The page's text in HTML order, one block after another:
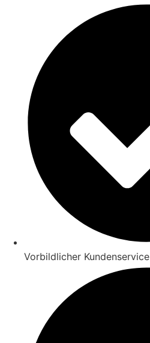
Vorbildlicher Kundenservice